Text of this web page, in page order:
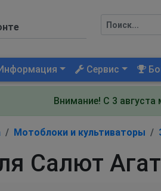
Сервис
Внимание! С 3 августа
Мотоблоки и культиваторы
Салют Агат